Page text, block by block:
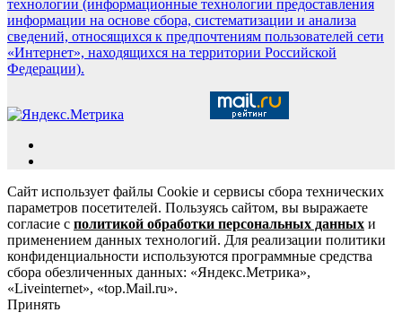
технологии (информационные технологии предоставления
информации на основе сбора, систематизации и анализа
сведений, относящихся к предпочтениям пользователей сети
«Интернет», находящихся на территории Российской
Федерации).
Сайт использует файлы Cookie и сервисы сбора технических
параметров посетителей. Пользуясь сайтом, вы выражаете
согласие с политикой обработки персональных данных и
применением данных технологий. Для реализации политики
конфиденциальности используются программные средства
сбора обезличенных данных: «Яндекс.Метрика»,
«Liveinternet», «top.Mail.ru».
Принять